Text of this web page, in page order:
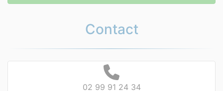
Contact
02 99 91 24 34